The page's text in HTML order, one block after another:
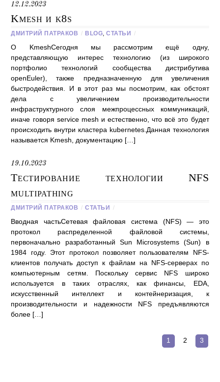
12.12.2023
Kmesh и k8s
ДМИТРИЙ ПАТРАКОВ / BLOG ,СТАТЬИ /
О KmeshСегодня мы рассмотрим ещё одну,
представляющую интерес технологию (из широкого
портфолио технологий сообщества дистрибутива
openEuler), также предназначенную для увеличения
быстродействия. И в этот раз мы посмотрим, как обстоят
дела с увеличением производительности
инфраструктурного слоя межпроцессных коммуникаций,
иначе говоря service mesh и естественно, что всё это будет
происходить внутри кластера kubernetes.Данная технология
называется Kmesh, документацию […]
19.10.2023
Тестирование технологии NFS
multipathing
ДМИТРИЙ ПАТРАКОВ / СТАТЬИ /
Вводная частьСетевая файловая система (NFS) — это
протокол распределенной файловой системы,
первоначально разработанный Sun Microsystems (Sun) в
1984 году. Этот протокол позволяет пользователям NFS-
клиентов получать доступ к файлам на NFS-серверах по
компьютерным сетям. Поскольку сервис NFS широко
используется в таких отраслях, как финансы, EDA,
искусственный интеллект и контейнеризация, к
производительности и надежности NFS предъявляются
более […]
1 2 3